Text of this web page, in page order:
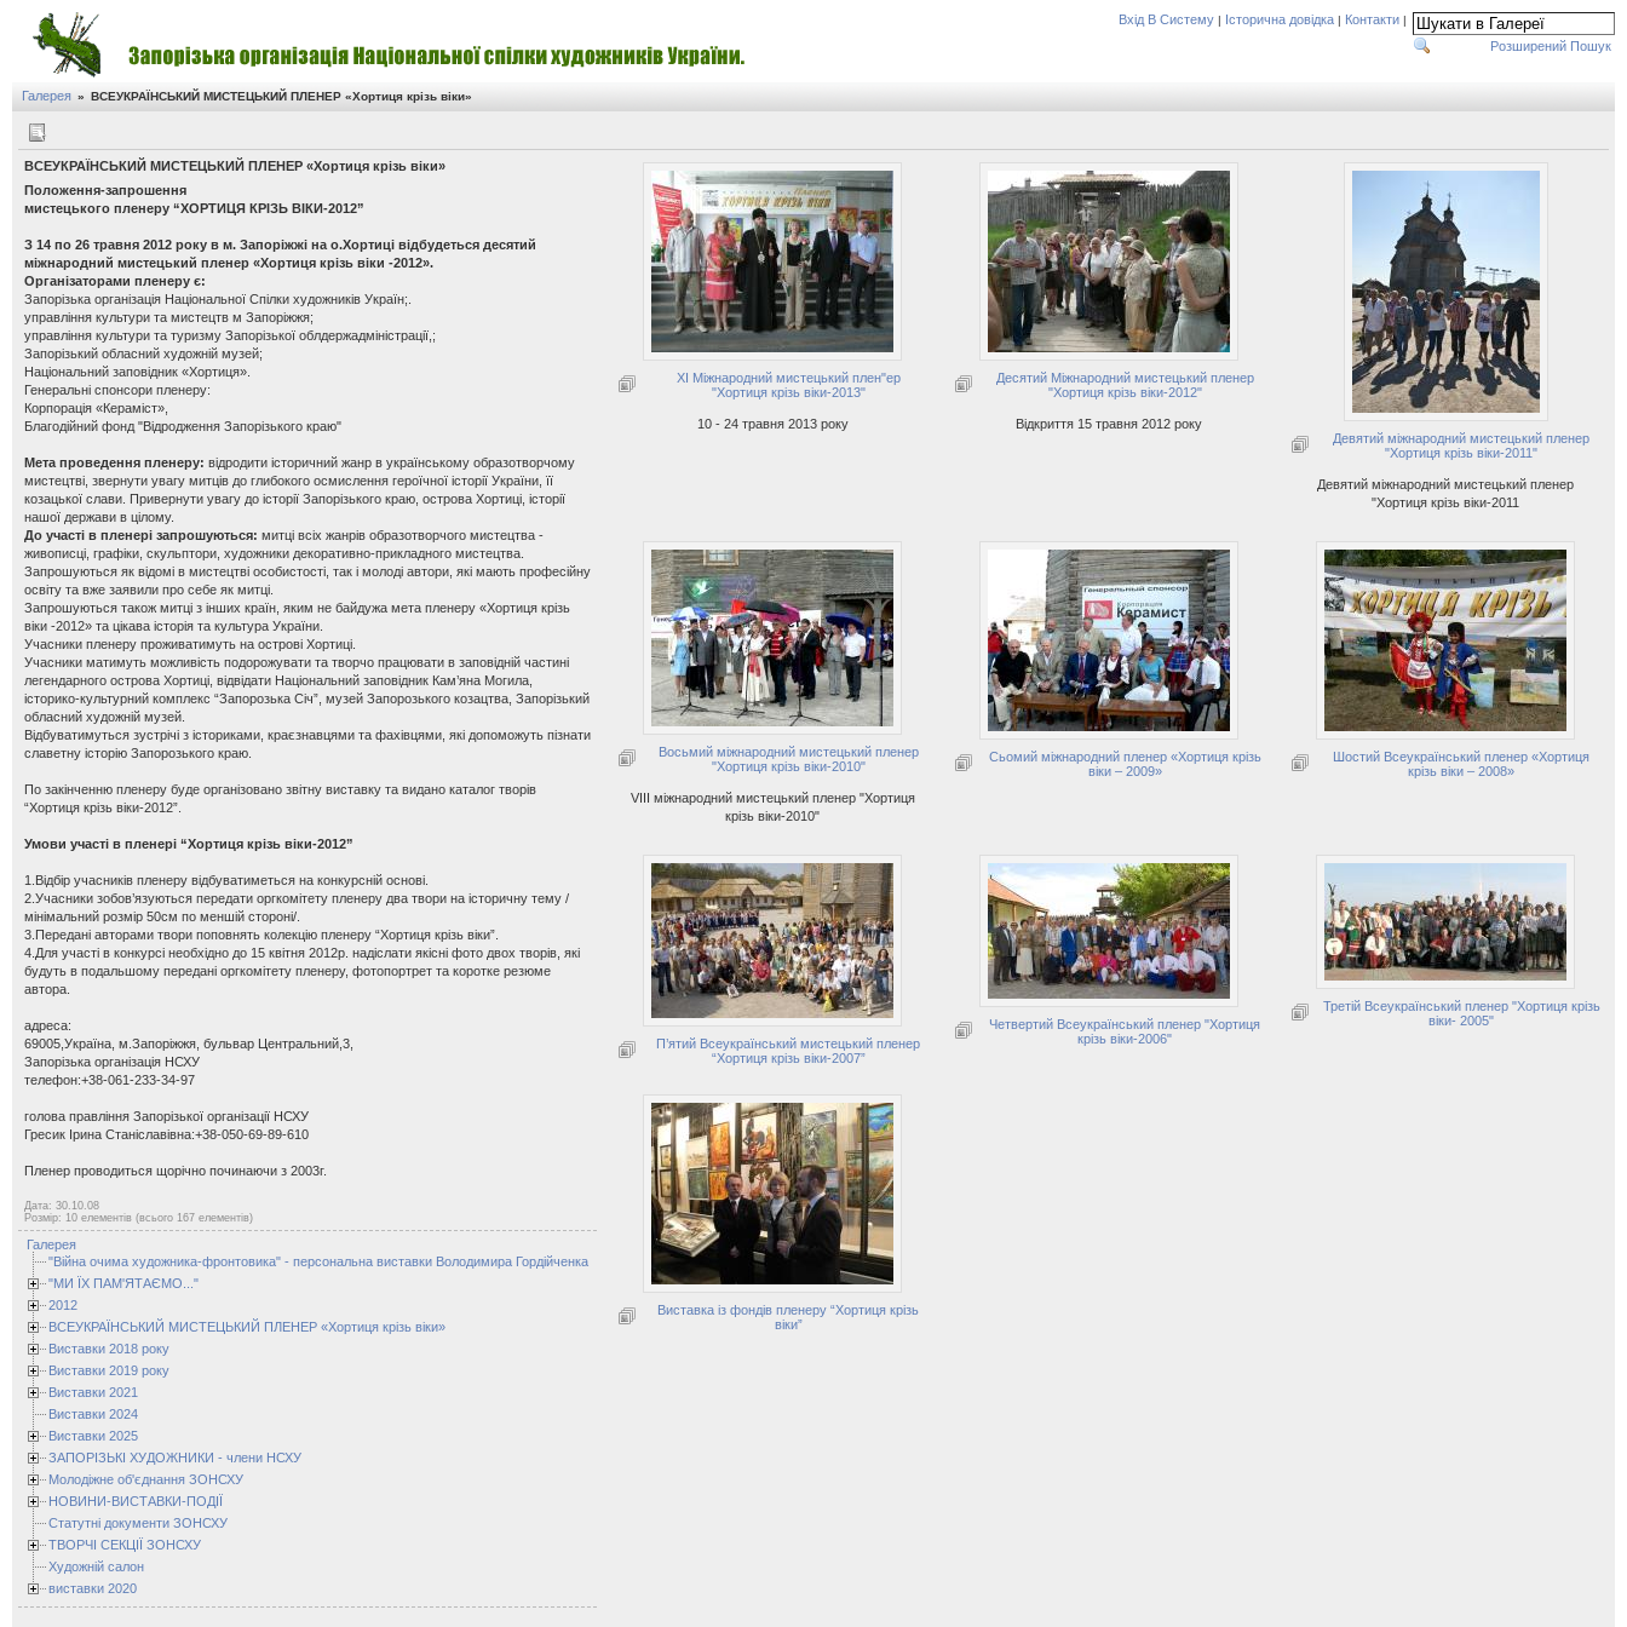
Вхід В Систему | Історична довідка | Контакти |
Розширений Пошук
Галерея » ВСЕУКРАЇНСЬКИЙ МИСТЕЦЬКИЙ ПЛЕНЕР «Хортиця крізь віки»
ВСЕУКРАЇНСЬКИЙ МИСТЕЦЬКИЙ ПЛЕНЕР «Хортиця крізь віки»
Положення-запрошення
мистецького пленеру “ХОРТИЦЯ КРІЗЬ ВІКИ-2012”
З 14 по 26 травня 2012 року в м. Запоріжжі на о.Хортиці відбудеться десятий
міжнародний мистецький пленер «Хортиця крізь віки -2012».
Організаторами пленеру є:
Запорізька організація Національної Спілки художників Україн;.
управління культури та мистецтв м Запоріжжя;
управління культури та туризму Запорізької облдержадміністрації,;
Запорізький обласний художній музей;
Національний заповідник «Хортиця».
Генеральні спонсори пленеру:
Корпорація «Кераміст»,
Благодійний фонд "Відродження Запорізького краю"
Мета проведення пленеру: відродити історичний жанр в українському образотворчому
мистецтві, звернути увагу митців до глибокого осмислення героїчної історії України, її
козацької слави. Привернути увагу до історії Запорізького краю, острова Хортиці, історії
нашої держави в цілому.
До участі в пленері запрошуються: митці всіх жанрів образотворчого мистецтва -
живописці, графіки, скульптори, художники декоративно-прикладного мистецтва.
Запрошуються як відомі в мистецтві особистості, так і молоді автори, які мають професійну
освіту та вже заявили про себе як митці.
Запрошуються також митці з інших країн, яким не байдужа мета пленеру «Хортиця крізь
віки -2012» та цікава історія та культура України.
Учасники пленеру проживатимуть на острові Хортиці.
Учасники матимуть можливість подорожувати та творчо працювати в заповідній частині
легендарного острова Хортиці, відвідати Національний заповідник Кам’яна Могила,
історико-культурний комплекс “Запорозька Січ”, музей Запорозького козацтва, Запорізький
обласний художній музей.
Відбуватимуться зустрічі з істориками, краєзнавцями та фахівцями, які допоможуть пізнати
славетну історію Запорозького краю.
По закінченню пленеру буде організовано звітну виставку та видано каталог творів
“Хортиця крізь віки-2012”.
Умови участі в пленері “Хортиця крізь віки-2012”
1.Відбір учасників пленеру відбуватиметься на конкурсній основі.
2.Учасники зобов’язуються передати оргкомітету пленеру два твори на історичну тему /
мінімальний розмір 50см по меншій стороні/.
3.Передані авторами твори поповнять колекцію пленеру “Хортиця крізь віки”.
4.Для участі в конкурсі необхідно до 15 квітня 2012р. надіслати якісні фото двох творів, які
будуть в подальшому передані оргкомітету пленеру, фотопортрет та коротке резюме
автора.
адреса:
69005,Україна, м.Запоріжжя, бульвар Центральний,3,
Запорізька організація НСХУ
телефон:+38-061-233-34-97
голова правління Запорізької організації НСХУ
Гресик Ірина Станіславівна:+38-050-69-89-610
Пленер проводиться щорічно починаючи з 2003г.
Дата: 30.10.08
Розмір: 10 елементів (всього 167 елементів)
Галерея
"Війна очима художника-фронтовика" - персональна виставки Володимира Гордійченка
"МИ ЇХ ПАМ'ЯТАЄМО..."
2012
ВСЕУКРАЇНСЬКИЙ МИСТЕЦЬКИЙ ПЛЕНЕР «Хортиця крізь віки»
Виставки 2018 року
Виставки 2019 року
Виставки 2021
Виставки 2024
Виставки 2025
ЗАПОРІЗЬКІ ХУДОЖНИКИ - члени НСХУ
Молодіжне об'єднання ЗОНСХУ
НОВИНИ-ВИСТАВКИ-ПОДІЇ
Статутні документи ЗОНСХУ
ТВОРЧІ СЕКЦІЇ ЗОНСХУ
Художній салон
виставки 2020
XI Міжнародний мистецький плен"ер
"Хортиця крізь віки-2013"
10 - 24 травня 2013 року
Десятий Міжнародний мистецький пленер
"Хортиця крізь віки-2012"
Відкриття 15 травня 2012 року
Девятий міжнародний мистецький пленер
"Хортиця крізь віки-2011"
Девятий міжнародний мистецький пленер
"Хортиця крізь віки-2011
Восьмий міжнародний мистецький пленер
"Хортиця крізь віки-2010"
VIII міжнародний мистецький пленер "Хортиця
крізь віки-2010"
Сьомий міжнародний пленер «Хортиця крізь
віки – 2009»
Шостий Всеукраїнський пленер «Хортиця
крізь віки – 2008»
П’ятий Всеукраїнський мистецький пленер
“Хортиця крізь віки-2007”
Четвертий Всеукраїнський пленер "Хортиця
крізь віки-2006"
Третій Всеукраїнський пленер "Хортиця крізь
віки- 2005"
Виставка із фондів пленеру “Хортиця крізь
віки”